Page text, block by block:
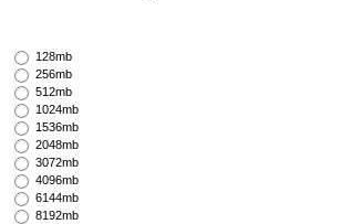
128mb
256mb
512mb
1024mb
1536mb
2048mb
3072mb
4096mb
6144mb
8192mb